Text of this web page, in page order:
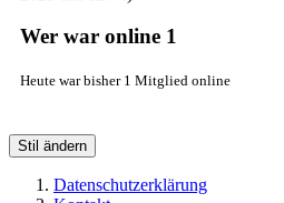
Wer war online 1
Heute war bisher 1 Mitglied online
Stil ändern
Datenschutzerklärung